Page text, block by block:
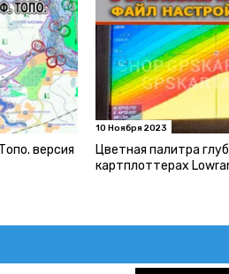
версия
10 Ноября 2023
Цветная палитра
картплоттерах